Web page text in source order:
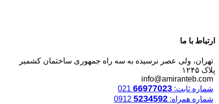
ارتباط با ما
تهران، ولی عصر نرسیده به سه راه جمهوری ساختمان کشمیر
پلاک ۱۲۴۵
info@amiranteb.com
شماره ثابت: 66977023
شماره همراه: 5234592